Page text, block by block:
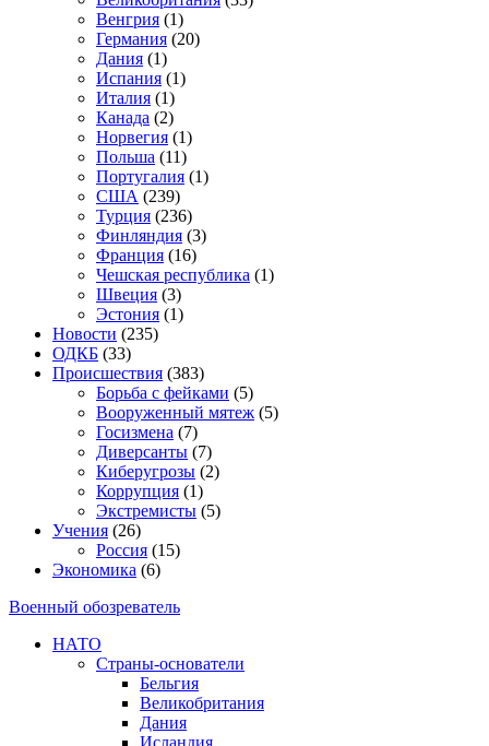
Венгрия (1)
Германия (20)
Дания (1)
Испания (1)
Италия (1)
Канада (2)
Норвегия (1)
Польша (11)
Португалия (1)
США (239)
Турция (236)
Финляндия (3)
Франция (16)
Чешская республика (1)
Швеция (3)
Эстония (1)
Новости (235)
ОДКБ (33)
Происшествия (383)
Борьба с фейками (5)
Вооруженный мятеж (5)
Госизмена (7)
Диверсанты (7)
Киберугрозы (2)
Коррупция (1)
Экстремисты (5)
Учения (26)
Россия (15)
Экономика (6)
Военный обозреватель
НАТО
Страны-основатели
Бельгия
Великобритания
Дания